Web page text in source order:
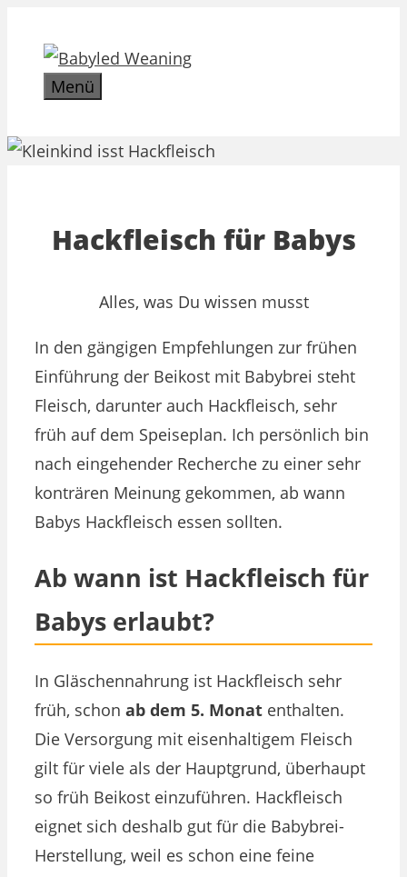
Inhalt
springenMenü
Hackfleisch für Babys
Alles, was Du wissen musst
In den gängigen Empfehlungen zur frühen
Einführung der Beikost mit Babybrei steht
Fleisch, darunter auch Hackfleisch, sehr
früh auf dem Speiseplan. Ich persönlich bin
nach eingehender Recherche zu einer sehr
konträren Meinung gekommen, ab wann
Babys Hackfleisch essen sollten.
Ab wann ist Hackfleisch für
Babys erlaubt?
In Gläschennahrung ist Hackfleisch sehr
früh, schon ab dem 5. Monat enthalten.
Die Versorgung mit eisenhaltigem Fleisch
gilt für viele als der Hauptgrund, überhaupt
so früh Beikost einzuführen. Hackfleisch
eignet sich deshalb gut für die Babybrei-
Herstellung, weil es schon eine feine